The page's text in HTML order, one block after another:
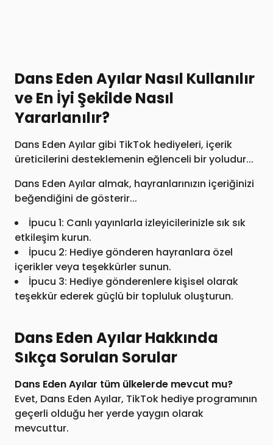
Dans Eden Ayılar Nasıl Kullanılır
ve En İyi Şekilde Nasıl
Yararlanılır?
Dans Eden Ayılar gibi TikTok hediyeleri, içerik
üreticilerini desteklemenin eğlenceli bir yoludur...
Dans Eden Ayılar almak, hayranlarınızın içeriğinizi
beğendiğini de gösterir...
İpucu 1: Canlı yayınlarla izleyicilerinizle sık sık
etkileşim kurun.
İpucu 2: Hediye gönderen hayranlara özel
içerikler veya teşekkürler sunun.
İpucu 3: Hediye gönderenlere kişisel olarak
teşekkür ederek güçlü bir topluluk oluşturun.
Dans Eden Ayılar Hakkında
Sıkça Sorulan Sorular
Dans Eden Ayılar tüm ülkelerde mevcut mu?
Evet, Dans Eden Ayılar, TikTok hediye programının
geçerli olduğu her yerde yaygın olarak
mevcuttur.